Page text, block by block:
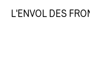
L'ENVOL DES